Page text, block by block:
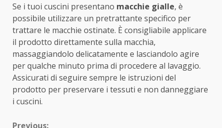
Se i tuoi cuscini presentano macchie gialle, è
possibile utilizzare un pretrattante specifico per
trattare le macchie ostinate. È consigliabile applicare
il prodotto direttamente sulla macchia,
massaggiandolo delicatamente e lasciandolo agire
per qualche minuto prima di procedere al lavaggio.
Assicurati di seguire sempre le istruzioni del
prodotto per preservare i tessuti e non danneggiare
i cuscini.
Previous: